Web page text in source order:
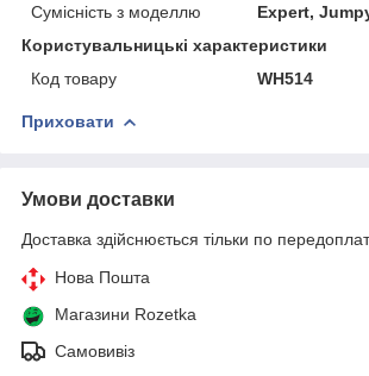
Сумісність з моделлю
Expert,
Користувальницькі характеристики
Код товару
WH514
Приховати
Умови доставки
Доставка здійснюється тільки по
Нова Пошта
Магазини Rozetka
Самовивіз